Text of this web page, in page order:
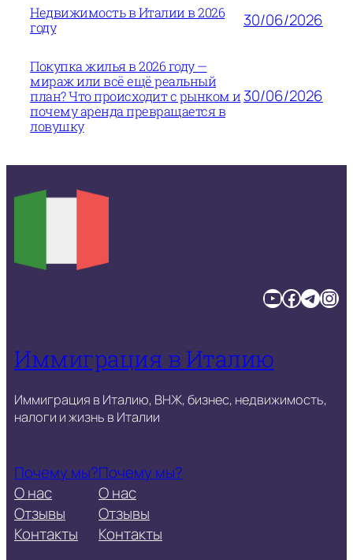
Недвижимость в Италии в 2026
году
30/06/2026
Покупка жилья в 2026 году —
мираж или всё ещё реальный
план? Что происходит с рынком и
почему аренда превращается в
ловушку
30/06/2026
YouTube Facebook TelegramInstagram
Иммиграция в Италию
Иммиграция в Италию, ВНЖ, бизнес, недвижимость,
налоги и жизнь в Италии
Почему мы?
О нас
Отзывы
Контакты
Почему мы?
О нас
Отзывы
Контакты